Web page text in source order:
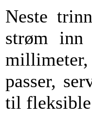
Neste
strøm
passer,
til fleksible